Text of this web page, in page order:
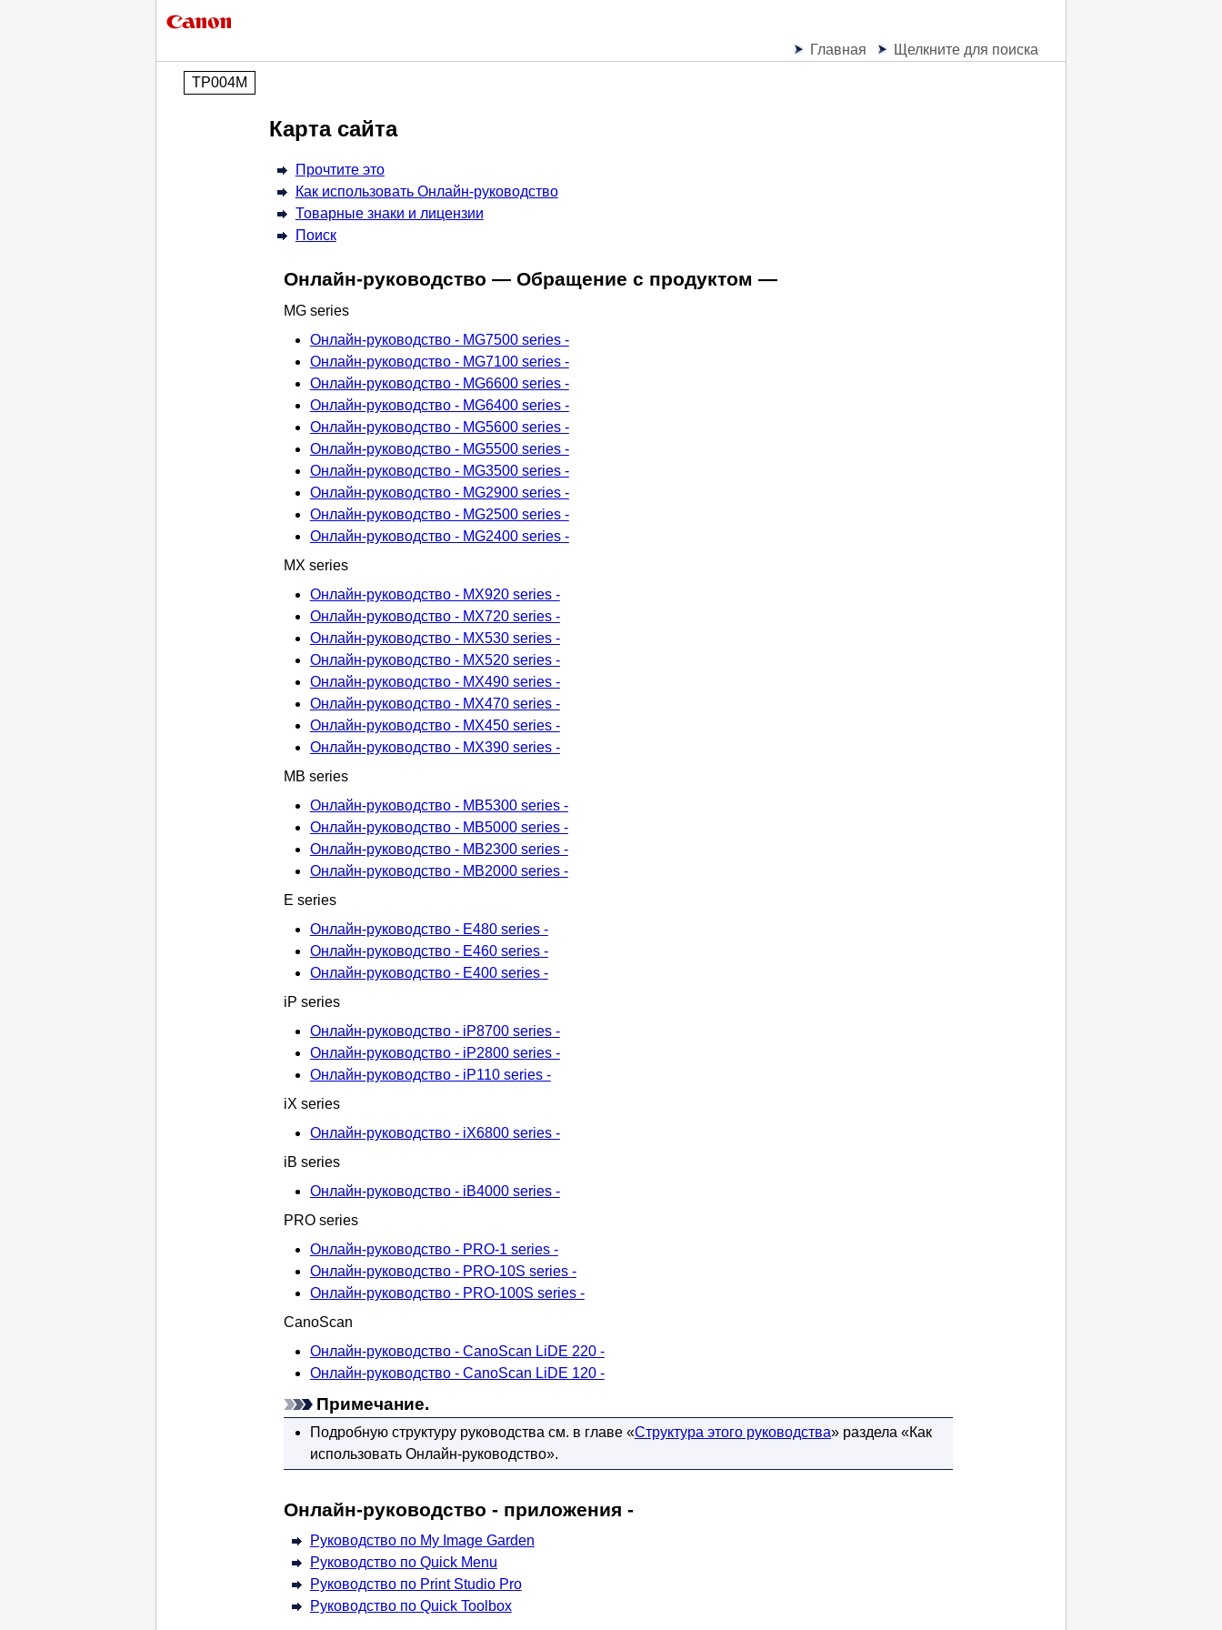
Главная Щелкните для поиска
TP004M
Карта сайта
Прочтите это
Как использовать Онлайн-руководство
Товарные знаки и лицензии
Поиск
Онлайн-руководство — Обращение с продуктом —
MG series
Онлайн-руководство - MG7500 series -
Онлайн-руководство - MG7100 series -
Онлайн-руководство - MG6600 series -
Онлайн-руководство - MG6400 series -
Онлайн-руководство - MG5600 series -
Онлайн-руководство - MG5500 series -
Онлайн-руководство - MG3500 series -
Онлайн-руководство - MG2900 series -
Онлайн-руководство - MG2500 series -
Онлайн-руководство - MG2400 series -
MX series
Онлайн-руководство - MX920 series -
Онлайн-руководство - MX720 series -
Онлайн-руководство - MX530 series -
Онлайн-руководство - MX520 series -
Онлайн-руководство - MX490 series -
Онлайн-руководство - MX470 series -
Онлайн-руководство - MX450 series -
Онлайн-руководство - MX390 series -
MB series
Онлайн-руководство - MB5300 series -
Онлайн-руководство - MB5000 series -
Онлайн-руководство - MB2300 series -
Онлайн-руководство - MB2000 series -
E series
Онлайн-руководство - E480 series -
Онлайн-руководство - E460 series -
Онлайн-руководство - E400 series -
iP series
Онлайн-руководство - iP8700 series -
Онлайн-руководство - iP2800 series -
Онлайн-руководство - iP110 series -
iX series
Онлайн-руководство - iX6800 series -
iB series
Онлайн-руководство - iB4000 series -
PRO series
Онлайн-руководство - PRO-1 series -
Онлайн-руководство - PRO-10S series -
Онлайн-руководство - PRO-100S series -
CanoScan
Онлайн-руководство - CanoScan LiDE 220 -
Онлайн-руководство - CanoScan LiDE 120 -
Примечание.
Подробную структуру руководства см. в главе «Структура этого руководства» раздела «Как
использовать Онлайн-руководство».
Онлайн-руководство - приложения -
Руководство по My Image Garden
Руководство по Quick Menu
Руководство по Print Studio Pro
Руководство по Quick Toolbox